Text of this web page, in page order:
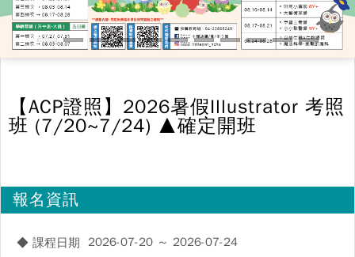
Previous Next
【ACP證照】2026暑假Illustrator 考照
班 (7/20~7/24) ▲確定開班
報名資訊
◆ 課程日期 2026-07-20 ～ 2026-07-24